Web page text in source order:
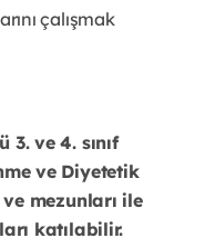
çalışmak
ve 4. sınıf
ve Diyetetik
mezunları ile
katılabilir.